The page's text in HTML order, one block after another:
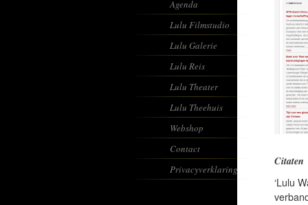
Agenda
Lulu Filmstudio
Lulu Galerie
Lulu Reis
Lulu Theater
Lulu Theehuis
Webshop
Contact
Privacyverklaring
Citaten
‘Lulu